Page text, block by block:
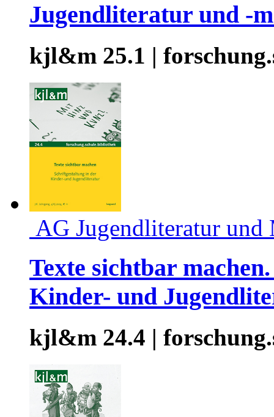
Jugendliteratur und -
kjl&m 25.1 |
AG Jugendliteratur und
Texte sichtbar
Kinder- und
kjl&m 24.4 |